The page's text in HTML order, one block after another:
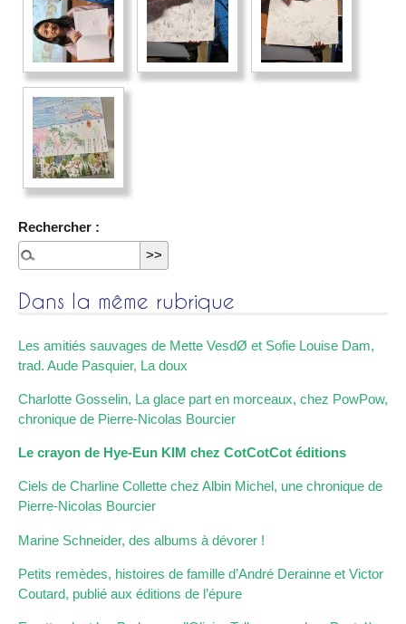
Rechercher :
Dans la même rubrique
Les amitiés sauvages de Mette VesdØ et Sofie Louise Dam,
trad. Aude Pasquier, La doux
Charlotte Gosselin, La glace part en morceaux, chez PowPow,
chronique de Pierre-Nicolas Bourcier
Le crayon de Hye-Eun KIM chez CotCotCot éditions
Ciels de Charline Collette chez Albin Michel, une chronique de
Pierre-Nicolas Bourcier
Marine Schneider, des albums à dévorer !
Petits remèdes, histoires de famille d’André Derainne et Victor
Coutard, publié aux éditions de l’épure